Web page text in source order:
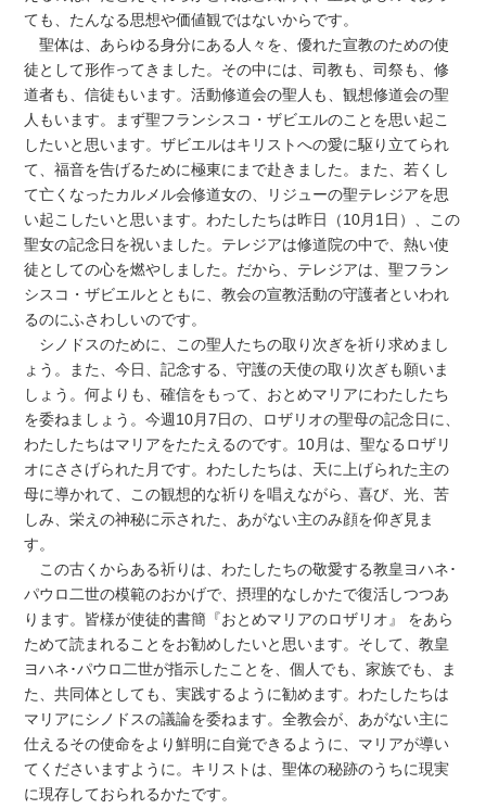
ても、たんなる思想や価値観ではないからです。
聖体は、あらゆる身分にある人々を、優れた宣教のための使
徒として形作ってきました。その中には、司教も、司祭も、修
道者も、信徒もいます。活動修道会の聖人も、観想修道会の聖
人もいます。まず聖フランシスコ・ザビエルのことを思い起こ
したいと思います。ザビエルはキリストへの愛に駆り立てられ
て、福音を告げるために極東にまで赴きました。また、若くし
て亡くなったカルメル会修道女の、リジューの聖テレジアを思
い起こしたいと思います。わたしたちは昨日（10月1日）、この
聖女の記念日を祝いました。テレジアは修道院の中で、熱い使
徒としての心を燃やしました。だから、テレジアは、聖フラン
シスコ・ザビエルとともに、教会の宣教活動の守護者といわれ
るのにふさわしいのです。
シノドスのために、この聖人たちの取り次ぎを祈り求めまし
ょう。また、今日、記念する、守護の天使の取り次ぎも願いま
しょう。何よりも、確信をもって、おとめマリアにわたしたち
を委ねましょう。今週10月7日の、ロザリオの聖母の記念日に、
わたしたちはマリアをたたえるのです。10月は、聖なるロザリ
オにささげられた月です。わたしたちは、天に上げられた主の
母に導かれて、この観想的な祈りを唱えながら、喜び、光、苦
しみ、栄えの神秘に示された、あがない主のみ顔を仰ぎ見ま
す。
この古くからある祈りは、わたしたちの敬愛する教皇ヨハネ･
パウロ二世の模範のおかげで、摂理的なしかたで復活しつつあ
ります。皆様が使徒的書簡『おとめマリアのロザリオ』 をあら
ためて読まれることをお勧めしたいと思います。そして、教皇
ヨハネ･パウロ二世が指示したことを、個人でも、家族でも、ま
た、共同体としても、実践するように勧めます。わたしたちは
マリアにシノドスの議論を委ねます。全教会が、あがない主に
仕えるその使命をより鮮明に自覚できるように、マリアが導い
てくださいますように。キリストは、聖体の秘跡のうちに現実
に現存しておられるかたです。